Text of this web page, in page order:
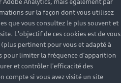
sur la façon dont vous utilisez
que vous consultez le plus souvent et
L'objectif de ces cookies est de vous
pertinent pour vous et adapté à
pour limiter la fréquence d'apparition
et contrôler l'efficacité des
compte si vous avez visité un site